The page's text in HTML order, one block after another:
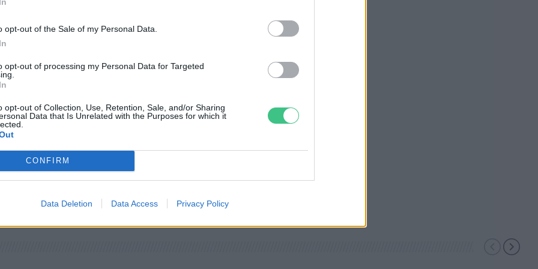
opt-out of the Sale of my Personal Data.
opt-out of processing my Personal Data for Targeted
opt-out of Collection, Use, Retention, Sale, and/or Sharing
Data that Is Unrelated with the Purposes for which it
CONFIRM
Data Deletion Data Access Privacy Policy